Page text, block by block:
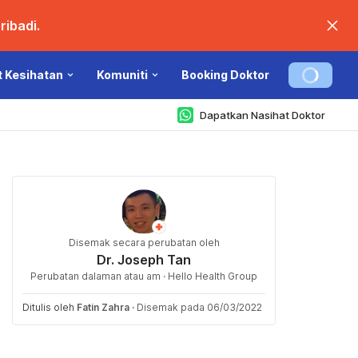
Kesihatan Komuniti Booking Doktor
Dapatkan Nasihat Doktor
Disemak secara perubatan oleh
Dr. Joseph Tan
Perubatan dalaman atau am · Hello Health Group
Ditulis oleh Fatin Zahra · Disemak pada 06/03/2022